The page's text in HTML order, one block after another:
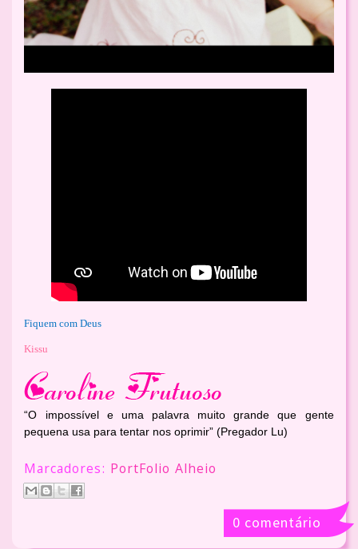
Fiquem com Deus
Kissu
“O impossível e uma palavra muito grande que gente
pequena usa para tentar nos oprimir” (Pregador Lu)
Marcadores: PortFolio Alheio
0 comentário